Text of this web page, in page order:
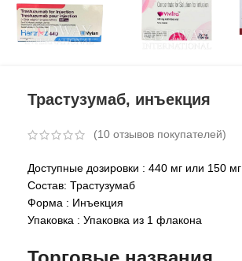
Трастузумаб, инъекция
(10 отзывов покупателей)
Доступные дозировки : 440 мг или 150 мг
Состав: Трастузумаб
Форма : Инъекция
Упаковка : Упаковка из 1 флакона